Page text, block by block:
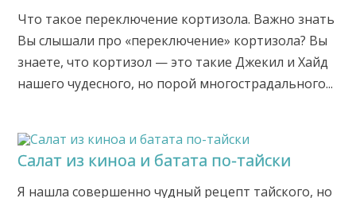
Что такое переключение кортизола. Важно знать
Вы слышали про «переключение» кортизола? Вы
знаете, что кортизол — это такие Джекил и Хайд
нашего чудесного, но порой многострадального...
Салат из киноа и батата по-тайски
Я нашла совершенно чудный рецепт тайского, но